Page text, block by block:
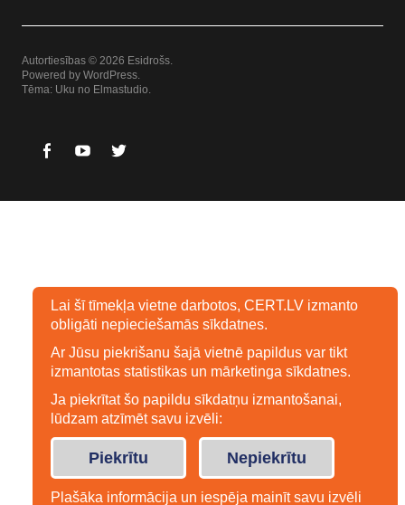
Autortiesības © 2026 Esidrošs
Powered by WordPress
Tēma: Uku no Elmastudio
Lai šī tīmekļa vietne darbotos, CERT.LV izmanto
obligāti nepieciešamās sīkdatnes.
Ar Jūsu piekrišanu šajā vietnē papildus var tikt
izmantotas statistikas un mārketinga sīkdatnes.
Ja piekrītat šo papildu sīkdatņu izmantošanai,
lūdzam atzīmēt savu izvēli:
Piekrītu Nepiekrītu
Plašāka informācija un iespēja mainīt savu izvēli